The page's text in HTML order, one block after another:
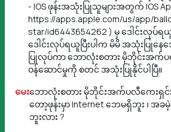
- IOS ဖုန်းအသုံးပြုသူများအတွက် IOS
https://apps.apple.com/us/app/
star/id6443654262 ) မှ ဒေါင်းလုပ်
ဒေါင်းလုပ်ရယူပြီးပါက မိမိ အသုံးပြုနေ
ပြုလုပ်ကာ ဘောလုံးစတား မိုဘိုင်းအက်
ဝန်ဆောင်မှုကို စတင် အသုံးပြုနိုင်ပါပြီ။
မေးဘောလုံးစတား မိုဘိုင်းအက်ပလီကေးရှင်း
တော့ဖုန်းမှာ Internet ဘေမရှိဘူး ၊ အခ
ဘူးလား ?